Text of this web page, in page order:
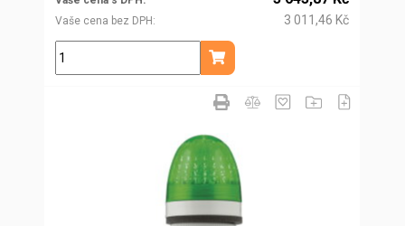
Vaše cena bez DPH
3 011,46 Kč
ks
Přidat do košíku